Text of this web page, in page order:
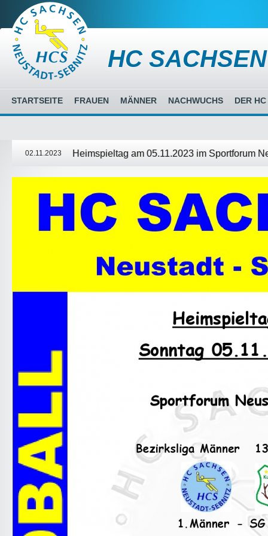
HC SACHSEN
STARTSEITE FRAUEN MÄNNER NACHWUCHS DER
02.11.2023 Heimspieltag am 05.11.2023 im Sportforum